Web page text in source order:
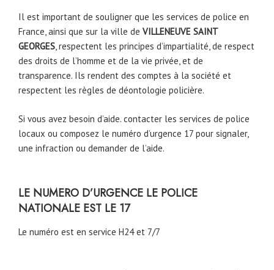
Il est important de souligner que les services de police en
France, ainsi que sur la ville de VILLENEUVE SAINT
GEORGES, respectent les principes d’impartialité, de respect
des droits de l’homme et de la vie privée, et de
transparence. Ils rendent des comptes à la société et
respectent les règles de déontologie policière.
Si vous avez besoin d’aide. contacter les services de police
locaux ou composez le numéro d’urgence 17 pour signaler,
une infraction ou demander de l’aide.
LE NUMERO D’URGENCE LE POLICE
NATIONALE EST LE 17
Le numéro est en service H24 et 7/7